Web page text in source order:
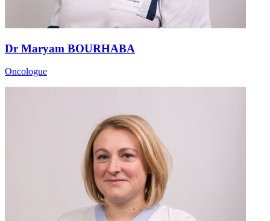
Dr Maryam BOURHABA
Oncologue